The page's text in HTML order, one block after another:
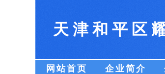
天津和平区
网站首页 企业简介